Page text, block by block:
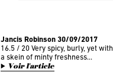
Jancis Robinson 30/09/2017
16.5 / 20 Very spicy, burly, yet with
a skein of minty freshness...
Voir l'article